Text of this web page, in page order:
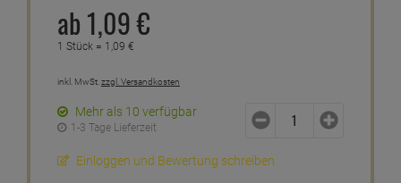
ab 1,09€
1 Stück = 1,09 €
inkl. MwSt. zzgl. Versandkosten
Mehr als 10 verfügbar
1-3 Tage Lieferzeit
Einloggen und Bewertung schreiben